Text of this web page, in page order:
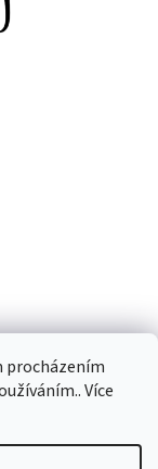
procházením
Více